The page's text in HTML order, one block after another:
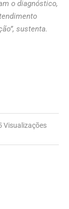
o diagnóstico,
sustenta.
Visualizações